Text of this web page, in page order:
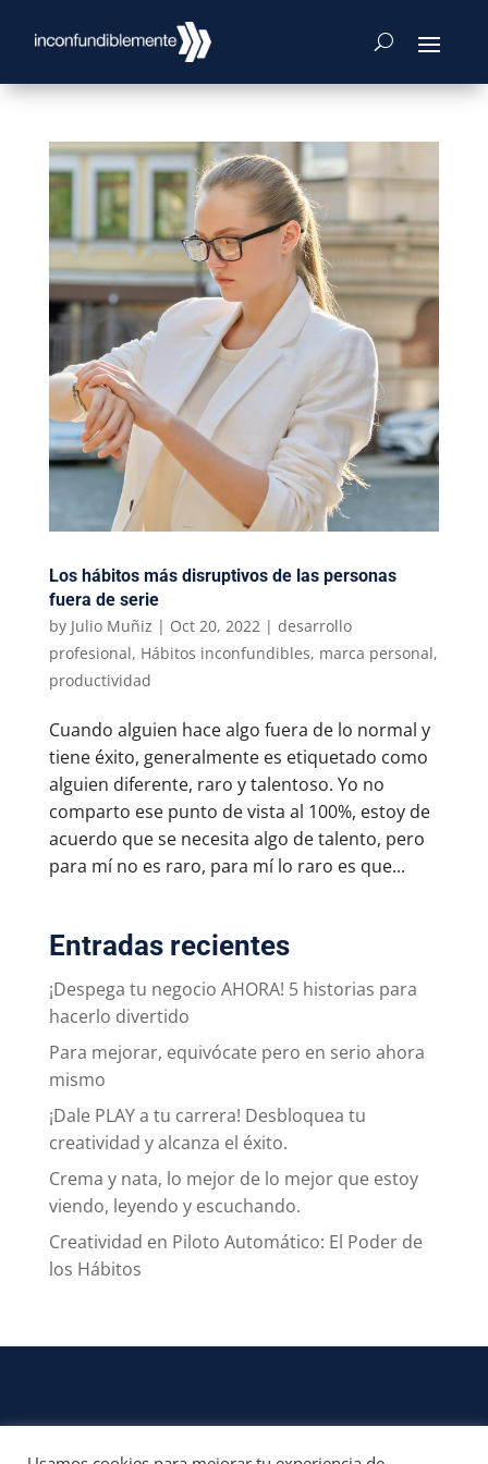
Los hábitos más disruptivos de las personas
fuera de serie
by Julio Muñiz | Oct 20, 2022| desarrollo
profesional, Hábitos inconfundibles, marca personal,
productividad
Cuando alguien hace algo fuera de lo normal y
tiene éxito, generalmente es etiquetado como
alguien diferente, raro y talentoso. Yo no
comparto ese punto de vista al 100%, estoy de
acuerdo que se necesita algo de talento, pero
para mí no es raro, para mí lo raro es que...
Entradas recientes
¡Despega tu negocio AHORA! 5 historias para
hacerlo divertido
Para mejorar, equivócate pero en serio ahora
mismo
¡Dale PLAY a tu carrera! Desbloquea tu
creatividad y alcanza el éxito.
Crema y nata, lo mejor de lo mejor que estoy
viendo, leyendo y escuchando.
Creatividad en Piloto Automático: El Poder de
los Hábitos